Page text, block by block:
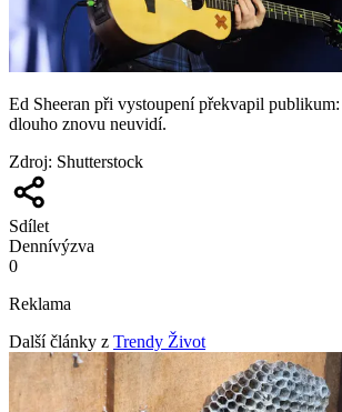
Ed Sheeran při vystoupení překvapil
dlouho znovu neuvidí.
Zdroj: Shutterstock
Sdílet
Dennívýzva
0
Reklama
Další články z Trendy Život